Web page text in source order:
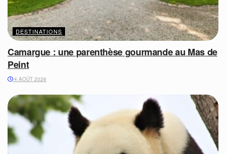
DESTINATIONS
Camargue : une parenthèse gourmande au Mas de
Peint
4 AOÛT 2026